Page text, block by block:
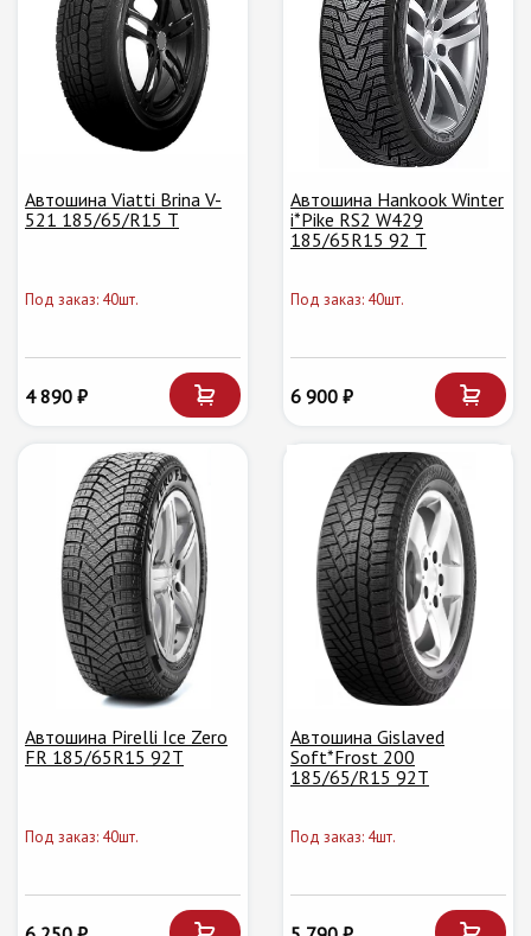
Автошина Viatti Brina V-
521 185/65/R15 T
Под заказ: 40шт.
4 890 ₽
Автошина Hankook Winter
i*Pike RS2 W429
185/65R15 92 T
Под заказ: 40шт.
6 900 ₽
Автошина Pirelli Ice Zero
FR 185/65R15 92T
Под заказ: 40шт.
Автошина Gislaved
Soft*Frost 200
185/65/R15 92T
Под заказ: 4шт.